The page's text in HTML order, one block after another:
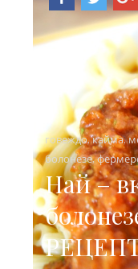
говеждо,кайма,
болонезе,
Най –